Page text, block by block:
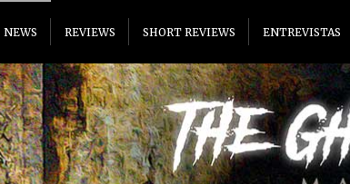
NEWS REVIEWS SHORT REVIEWS ENTREVISTAS